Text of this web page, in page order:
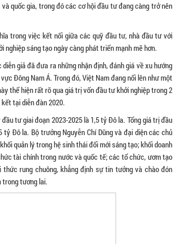
quốc gia, trong đó các cơ hội đầu tư đang càng trở nên
trong việc kết nối giữa các quỹ đầu tư, nhà đầu tư với
sáng tạo ngày càng phát triển mạnh mẽ hơn.
giả đã đưa ra những nhận định, đánh giá về xu hướng
Đông Nam Á. Trong đó, Việt Nam đang nổi lên như một
thể hiện rất rõ qua giá trị vốn đầu tư khởi nghiệp trong 2
tại diễn đàn 2020.
tư giai đoạn 2023-2025 là 1,5 tỷ Đô la. Tổng giá trị đầu
Đô la. Bộ trưởng Nguyễn Chí Dũng và đại diện các chủ
quản lý trong hệ sinh thái đổi mới sáng tạo; khối doanh
tài chính trong nước và quốc tế; các tổ chức, ươm tạo
rung chuông, khẳng định sự tin tưởng và chào đón
trong tương lai.